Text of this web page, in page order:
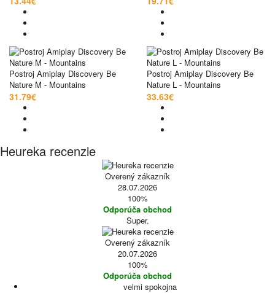
Postroj Amiplay Discovery Be
Nature M - Mountains
31.79€
Postroj Amiplay Discovery Be
Nature L - Mountains
33.63€
Heureka recenzie
Overený zákazník
28.07.2026
100%
Odporúča obchod
Super.
Overený zákazník
20.07.2026
100%
Odporúča obchod
velmi spokojna